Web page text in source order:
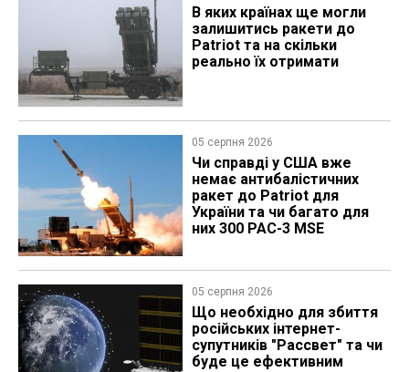
В яких країнах ще могли
залишитись ракети до
Patriot та на скільки
реально їх отримати
05 серпня 2026
Чи справді у США вже
немає антибалістичних
ракет до Patriot для
України та чи багато для
них 300 PAC-3 MSE
05 серпня 2026
Що необхідно для збиття
російських інтернет-
супутників "Рассвет" та чи
буде це ефективним